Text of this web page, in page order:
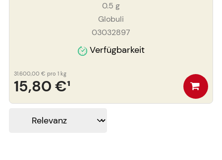
0.5 g
Globuli
03032897
Verfügbarkeit
15,80 €¹
31.600,00 € pro 1 kg